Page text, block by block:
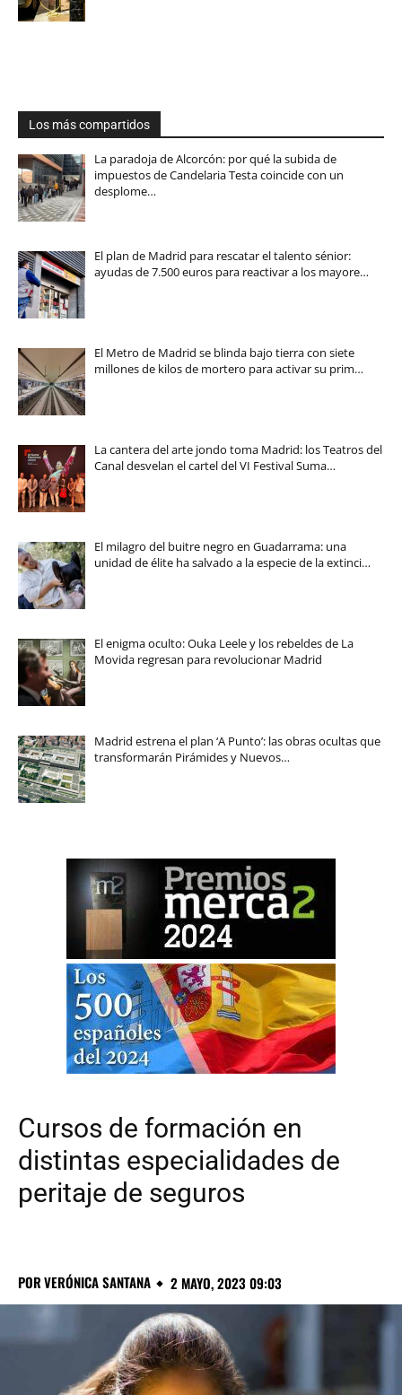
Los más compartidos
La paradoja de Alcorcón: por qué la subida de
impuestos de Candelaria Testa coincide con un
desplome…
El plan de Madrid para rescatar el talento sénior:
ayudas de 7.500 euros para reactivar a los mayore…
El Metro de Madrid se blinda bajo tierra con siete
millones de kilos de mortero para activar su prim…
La cantera del arte jondo toma Madrid: los Teatros del
Canal desvelan el cartel del VI Festival Suma…
El milagro del buitre negro en Guadarrama: una
unidad de élite ha salvado a la especie de la extinci…
El enigma oculto: Ouka Leele y los rebeldes de La
Movida regresan para revolucionar Madrid
Madrid estrena el plan ‘A Punto’: las obras ocultas que
transformarán Pirámides y Nuevos…
Cursos de formación en
distintas especialidades de
peritaje de seguros
PORVERÓNICA SANTANA 2 MAYO, 2023 09:03